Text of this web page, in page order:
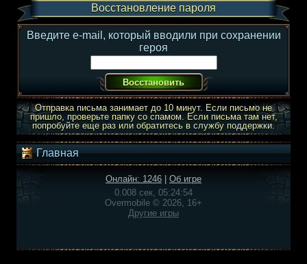
Восстановление пароля
Введите e-mail, который вводили при сохранении
героя
Отправка письма занимает до 10 минут. Если письмо не
пришло, проверьте папку со спамом. Если письма там нет,
попробуйте еще раз или обратитесь в службу поддержки.
Главная
Онлайн: 1246
Об игре
0.008 сек, 05:24:54
Overmobile © 2026, 16+
Другие игры